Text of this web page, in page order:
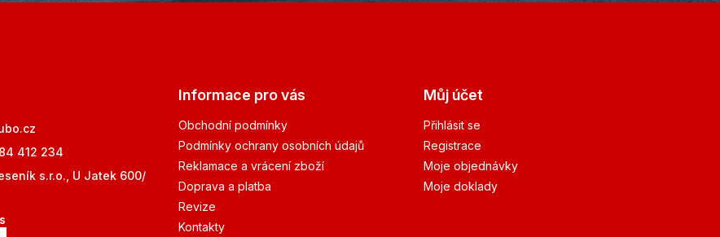
412 234
s.r.o., U Jatek 600/
Informace pro vás
Obchodní podmínky
Podmínky ochrany osobních údajů
Reklamace a vrácení zboží
Doprava a platba
Revize
Kontakty
Můj účet
Přihlásit se
Registrace
Moje objednávky
Moje doklady